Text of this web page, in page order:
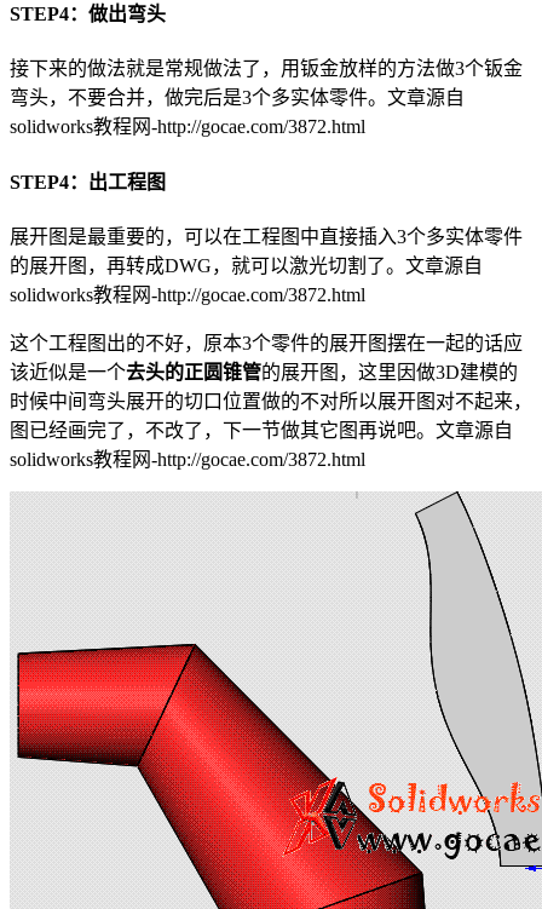
STEP4：做出弯头
接下来的做法就是常规做法了，用钣金放样的方法做3个钣金
弯头，不要合并，做完后是3个多实体零件。 文章源自
solidworks教程网-http://gocae.com/3872.html
STEP4：出工程图
展开图是最重要的，可以在工程图中直接插入3个多实体零件
的展开图，再转成DWG，就可以激光切割了。 文章源自
solidworks教程网-http://gocae.com/3872.html
这个工程图出的不好，原本3个零件的展开图摆在一起的话应
该近似是一个去头的正圆锥管的展开图，这里因做3D建模的
时候中间弯头展开的切口位置做的不对所以展开图对不起来，
图已经画完了，不改了，下一节做其它图再说吧。 文章源自
solidworks教程网-http://gocae.com/3872.html